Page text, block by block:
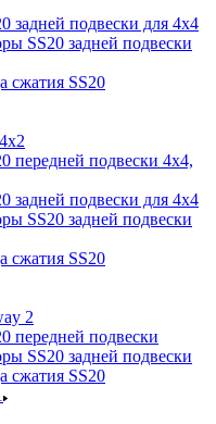
задней подвески для 4х4
SS20 задней подвески
сжатия SS20
передней подвески 4х4,
задней подвески для 4х4
SS20 задней подвески
сжатия SS20
2
передней подвески
SS20 задней подвески
сжатия SS20